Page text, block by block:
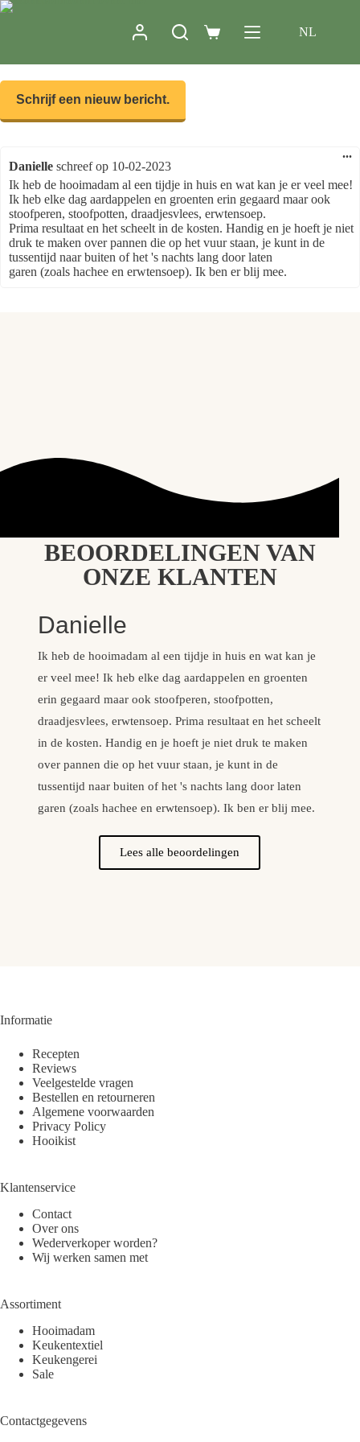
NL
Danielle schreef op 10-02-2023
Ik heb de hooimadam al een tijdje in huis en wat kan je er veel mee!
Ik heb elke dag aardappelen en groenten erin gegaard maar ook
stoofperen, stoofpotten, draadjesvlees, erwtensoep.
Prima resultaat en het scheelt in de kosten. Handig en je hoeft je niet
druk te maken over pannen die op het vuur staan, je kunt in de
tussentijd naar buiten of het 's nachts lang door laten
garen (zoals hachee en erwtensoep). Ik ben er blij mee.
...
BEOORDELINGEN VAN
ONZE KLANTEN
Danielle
Ik heb de hooimadam al een tijdje in huis en wat kan je
er veel mee! Ik heb elke dag aardappelen en groenten
erin gegaard maar ook stoofperen, stoofpotten,
draadjesvlees, erwtensoep. Prima resultaat en het scheelt
in de kosten. Handig en je hoeft je niet druk te maken
over pannen die op het vuur staan, je kunt in de
tussentijd naar buiten of het 's nachts lang door laten
garen (zoals hachee en erwtensoep). Ik ben er blij mee.
Lees alle beoordelingen
Informatie
Recepten
Reviews
Veelgestelde vragen
Bestellen en retourneren
Algemene voorwaarden
Privacy Policy
Hooikist
Klantenservice
Contact
Over ons
Wederverkoper worden?
Wij werken samen met
Assortiment
Hooimadam
Keukentextiel
Keukengerei
Sale
Contactgegevens